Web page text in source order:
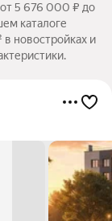
5 676 000 ₽ до
каталоге
новостройках и